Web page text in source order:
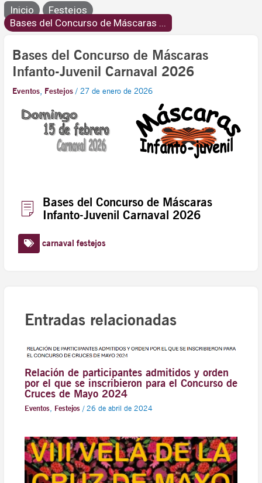
Inicio
Festejos
Bases del Concurso de Máscaras ...
Bases del Concurso de Máscaras
Infanto-Juvenil Carnaval 2026
Eventos, Festejos /27 de enero de 2026
Bases del Concurso de Máscaras
Infanto-Juvenil Carnaval 2026
carnaval festejos
Entradas relacionadas
Relación de participantes admitidos y orden
por el que se inscribieron para el Concurso de
Cruces de Mayo 2024
Eventos, Festejos/ 26 de abril de 2024